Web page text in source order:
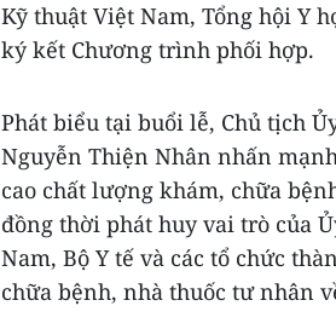
Kỹ thuật Việt Nam, Tổng hội Y
ký kết Chương trình phối hợp.
Phát biểu tại buổi lễ, Chủ tịch
Nguyễn Thiện Nhân nhấn
cao chất lượng khám, chữa
đồng thời phát huy vai trò của
Nam, Bộ Y tế và các tổ chức
chữa bệnh, nhà thuốc tư nhân